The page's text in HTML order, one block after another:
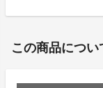
この商品につい